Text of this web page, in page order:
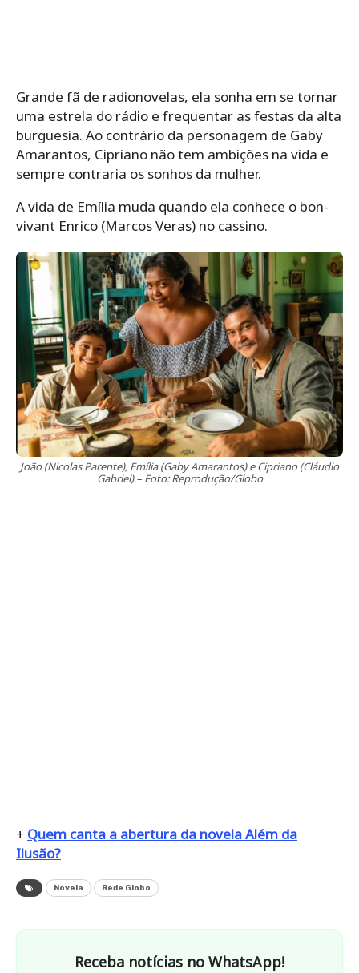
Grande fã de radionovelas, ela sonha em se tornar
uma estrela do rádio e frequentar as festas da alta
burguesia. Ao contrário da personagem de Gaby
Amarantos, Cipriano não tem ambições na vida e
sempre contraria os sonhos da mulher.
A vida de Emília muda quando ela conhece o bon-
vivant Enrico (Marcos Veras) no cassino.
João (Nicolas Parente), Emília (Gaby Amarantos) e Cipriano (Cláudio
Gabriel) – Foto: Reprodução/Globo
+ Quem canta a abertura da novela Além da
Ilusão?
Novela Rede Globo
Receba notícias no WhatsApp!